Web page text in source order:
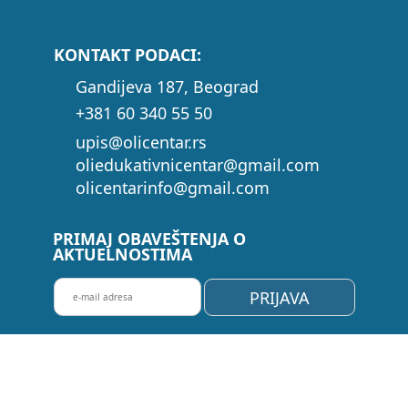
KONTAKT PODACI:
Gandijeva 187, Beograd
+381 60 340 55 50
upis@olicentar.rs
oliedukativnicentar@gmail.com
olicentarinfo@gmail.com
PRIMAJ OBAVEŠTENJA O
AKTUELNOSTIMA
P
R
J
PRIJAVA